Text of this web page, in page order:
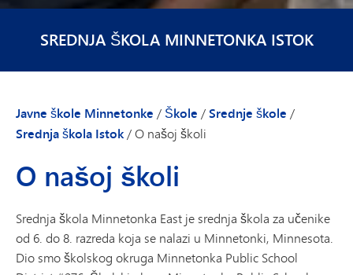
SREDNJA ŠKOLA MINNETONKA ISTOK
Javne škole Minnetonke / Škole /Srednje škole /
Srednja škola Istok /O našoj školi
O našoj školi
Srednja škola Minnetonka East je srednja škola za učenike
od 6. do 8. razreda koja se nalazi u Minnetonki, Minnesota.
Dio smo školskog okruga Minnetonka Public School